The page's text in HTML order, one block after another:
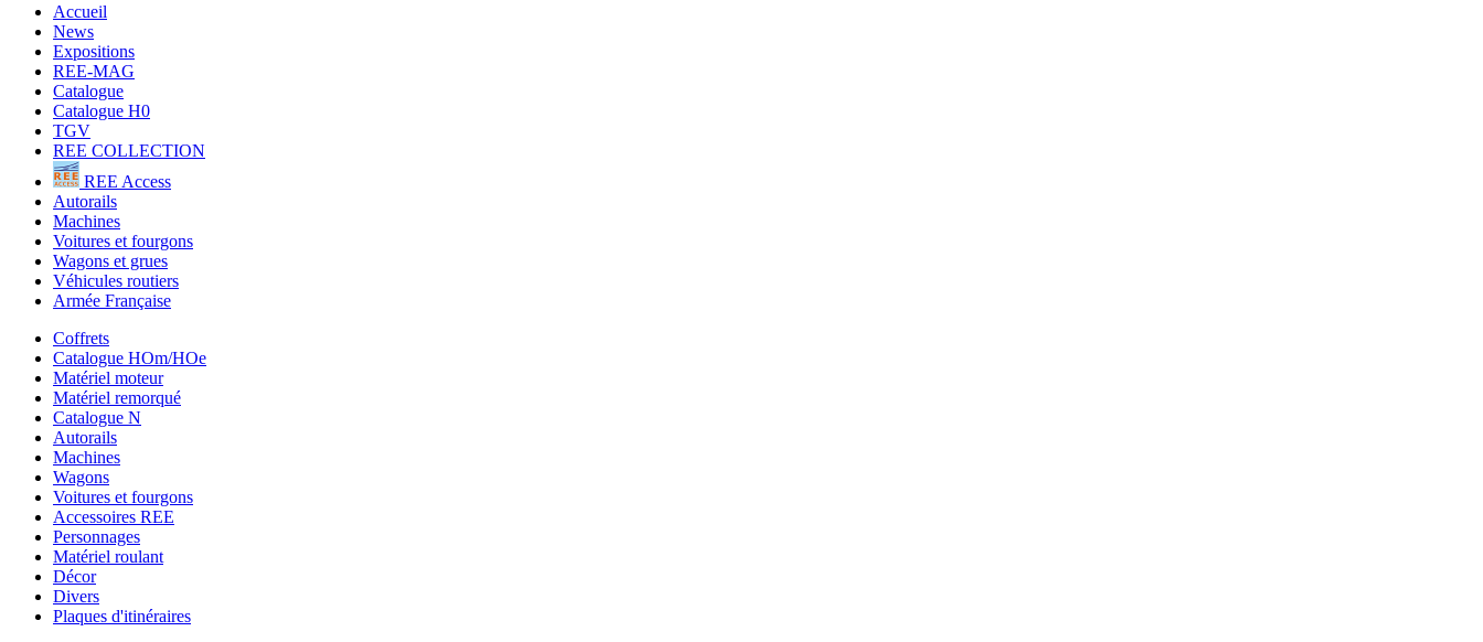
Accueil
News
Expositions
REE-MAG
Catalogue
Catalogue H0
TGV
REE COLLECTION
REE Access
Autorails
Machines
Voitures et fourgons
Wagons et grues
Véhicules routiers
Armée Française
Coffrets
Catalogue HOm/HOe
Matériel moteur
Matériel remorqué
Catalogue N
Autorails
Machines
Wagons
Voitures et fourgons
Accessoires REE
Personnages
Matériel roulant
Décor
Divers
Plaques d'itinéraires